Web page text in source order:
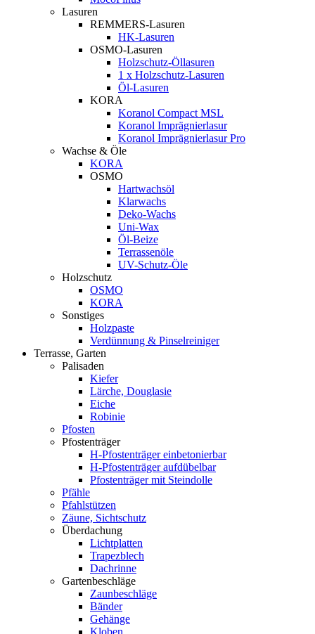
Lasuren
REMMERS-Lasuren
HK-Lasuren
OSMO-Lasuren
Holzschutz-Öllasuren
1 x Holzschutz-Lasuren
Öl-Lasuren
KORA
Koranol Compact MSL
Koranol Imprägnierlasur
Koranol Imprägnierlasur Pro
Wachse & Öle
KORA
OSMO
Hartwachsöl
Klarwachs
Deko-Wachs
Uni-Wax
Öl-Beize
Terrassenöle
UV-Schutz-Öle
Holzschutz
OSMO
KORA
Sonstiges
Holzpaste
Verdünnung & Pinselreiniger
Terrasse, Garten
Palisaden
Kiefer
Lärche, Douglasie
Eiche
Robinie
Pfosten
Pfostenträger
H-Pfostenträger einbetonierbar
H-Pfostenträger aufdübelbar
Pfostenträger mit Steindolle
Pfähle
Pfahlstützen
Zäune, Sichtschutz
Überdachung
Lichtplatten
Trapezblech
Dachrinne
Gartenbeschläge
Zaunbeschläge
Bänder
Gehänge
Kloben